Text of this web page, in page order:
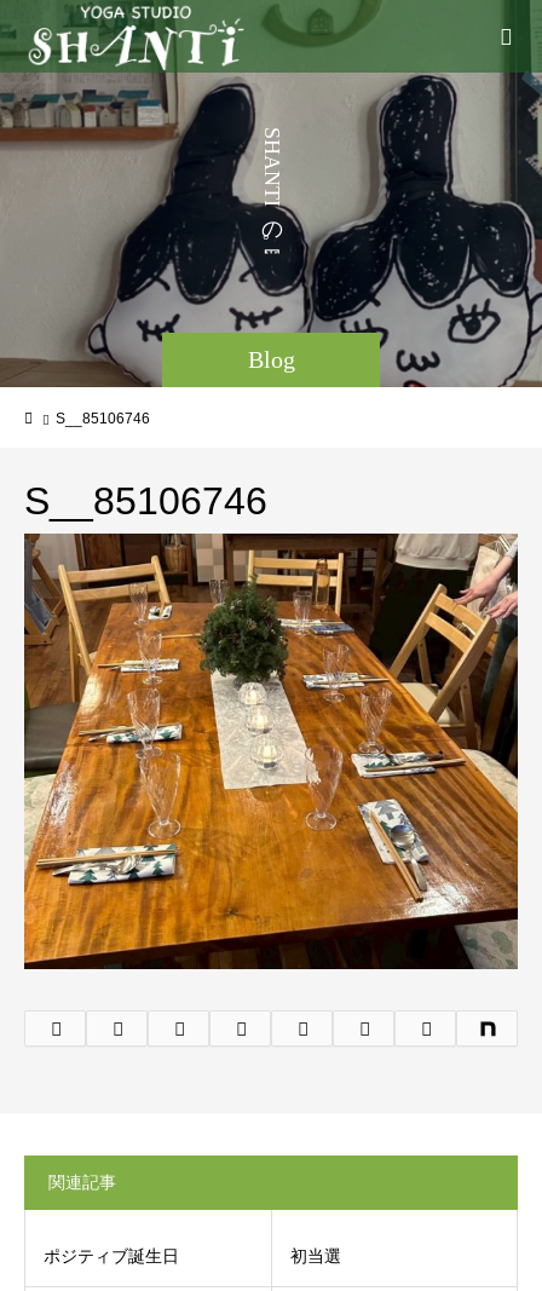
Blog
S
H
A
N
T
I
の
。
う
こ
と
S__85106746
S__85106746
関連記事
ポジティブ誕生日 初当選